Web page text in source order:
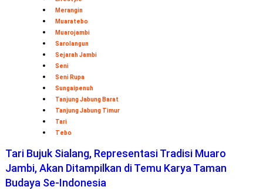
Merangin
Muaratebo
Muarojambi
Sarolangun
Sejarah Jambi
Seni
Seni Rupa
Sungaipenuh
Tanjung Jabung Barat
Tanjung Jabung Timur
Tari
Tebo
Tari Bujuk Sialang, Representasi Tradisi Muaro
Jambi, Akan Ditampilkan di Temu Karya Taman
Budaya Se-Indonesia